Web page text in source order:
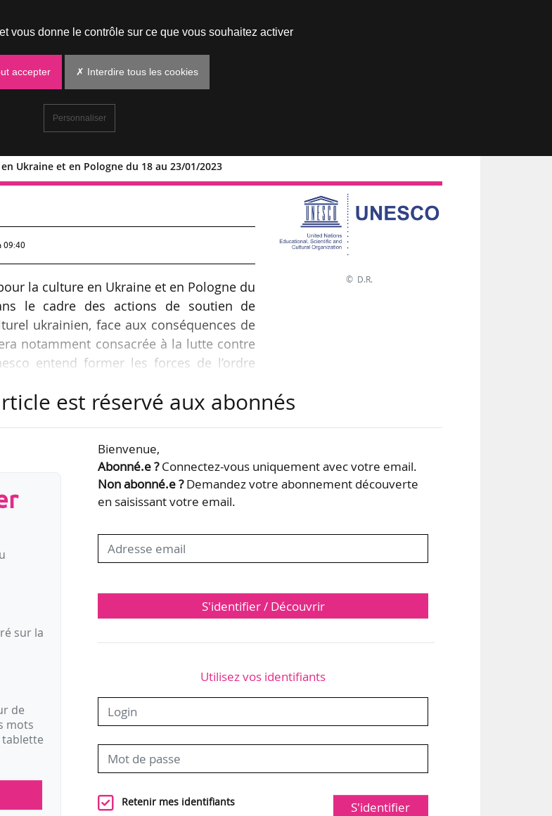
Ukraine et en Pologne du 18 au 23/01/2023
organisée en Ukraine et en
09:40
la culture en Ukraine et en Pologne du
le cadre des actions de soutien de
ukrainien, face aux conséquences de
notamment consacrée à la lutte contre
entend former les forces de l’ordre
éléments relatifs à l’aménagement de
© D.R.
est réservé aux abonnés
sur la
de
mots
tablette
Bienvenue,
Abonné.e ?Connectez-vous uniquement avec votre email.
Non abonné.e ?Demandez votre abonnement découverte
en saisissant votre email.
S'identifier / Découvrir
Utilisez vos identifiants
Retenir mes identifiants S'identifier
vous donne le contrôle sur ce que vous souhaitez activer
accepter ✗ Interdire tous les cookies
Personnaliser